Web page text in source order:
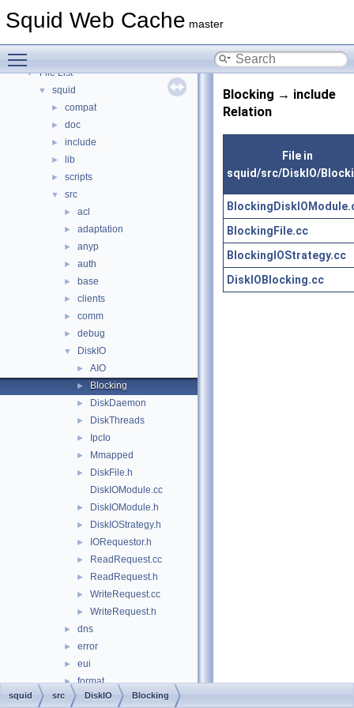
Squid Web Cache master
► Namespaces
▼
▼ File List
▼ squid
► compat
► doc
► include
► lib
► scripts
▼ src
► acl
► adaptation
► anyp
► auth
► base
► clients
► comm
► debug
▼ DiskIO
► AIO
► Blocking
► DiskDaemon
► DiskThreads
► IpcIo
► Mmapped
►
DiskFile.h
DiskIOModule.cc
► DiskIOModule.h
► DiskIOStrategy.h
► IORequestor.h
► ReadRequest.cc
► ReadRequest.h
► WriteRequest.cc
► WriteRequest.h
► dns
► error
► eui
► format
►
Blocking → include
Relation
File in
squid/src/DiskIO/
BlockingFile.cc
BlockingIOStrategy.cc
DiskIOBlocking.cc
squid src DiskIO Blocking